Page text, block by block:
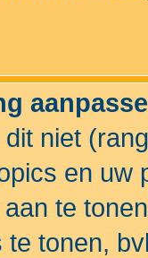
niet
en uw
te
tonen,